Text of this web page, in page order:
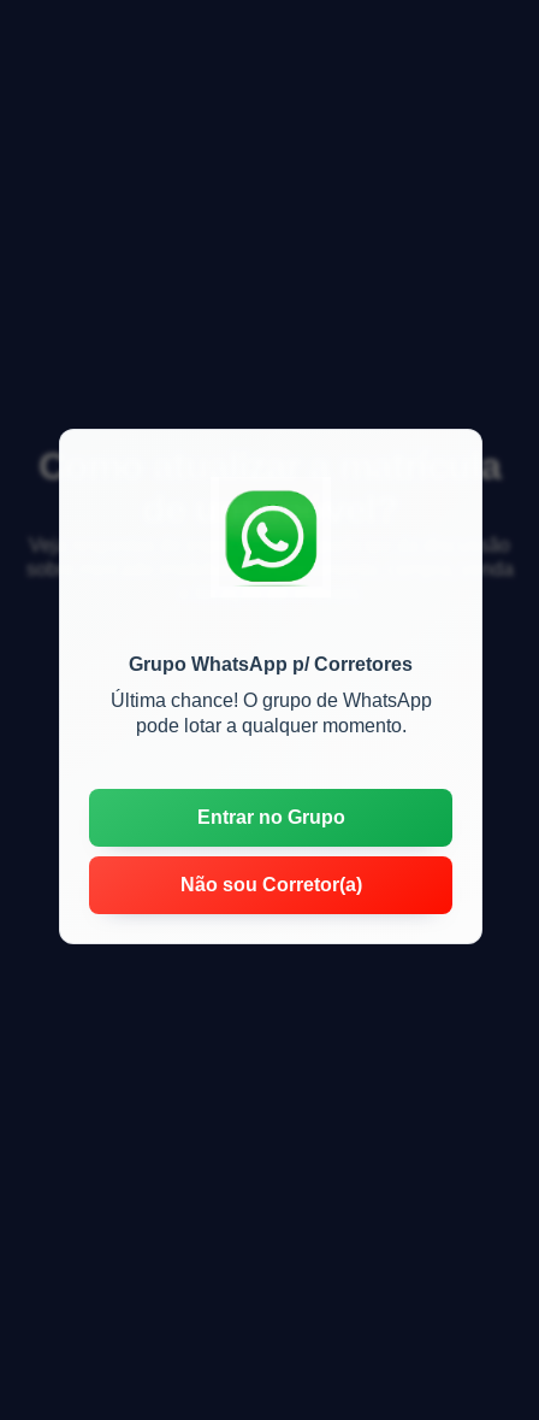
Grupo WhatsApp p/ Corretores
Última chance! O grupo de WhatsApp
pode lotar a qualquer momento.
Entrar no Grupo
Não sou Corretor(a)
Como atualizar a matrícula
de um imóvel?
Veja respostas de especialistas e participe da discussão
sobre mercado imobiliário, financiamento, compra, venda
e locação de imóveis